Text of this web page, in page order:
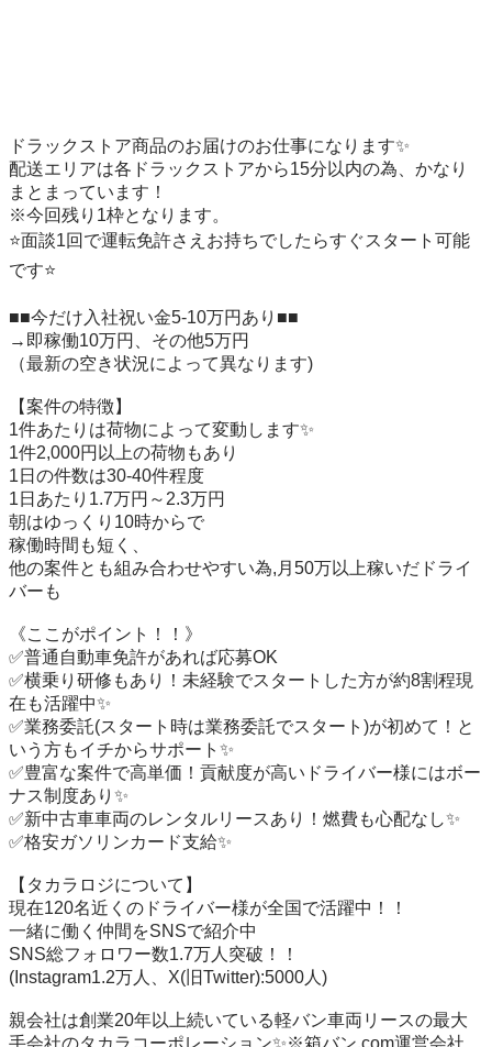
ドラックストア商品のお届けのお仕事になります✨
配送エリアは各ドラックストアから15分以内の為、かなり
まとまっています！
※今回残り1枠となります。
⭐️面談1回で運転免許さえお持ちでしたらすぐスタート可能
です⭐️
■■今だけ入社祝い金5-10万円あり■■
→即稼働10万円、その他5万円
（最新の空き状況によって異なります)
【案件の特徴】
1件あたりは荷物によって変動します✨
1件2,000円以上の荷物もあり
1日の件数は30-40件程度
1日あたり1.7万円～2.3万円
朝はゆっくり10時からで
稼働時間も短く、
他の案件とも組み合わせやすい為,月50万以上稼いだドライ
バーも
《ここがポイント！！》
✅普通自動車免許があれば応募OK
✅横乗り研修もあり！未経験でスタートした方が約8割程現
在も活躍中✨
✅業務委託(スタート時は業務委託でスタート)が初めて！と
いう方もイチからサポート✨
✅豊富な案件で高単価！貢献度が高いドライバー様にはボー
ナス制度あり✨
✅新中古車車両のレンタルリースあり！燃費も心配なし✨
✅格安ガソリンカード支給✨
【タカラロジについて】
現在120名近くのドライバー様が全国で活躍中！！
一緒に働く仲間をSNSで紹介中
SNS総フォロワー数1.7万人突破！！
(Instagram1.2万人、X(旧Twitter):5000人)
親会社は創業20年以上続いている軽バン車両リースの最大
手会社のタカラコーポレーション✨※箱バン.com運営会社